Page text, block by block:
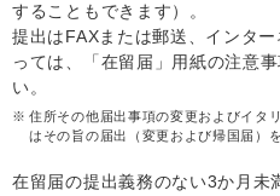
することもできます）。
提出はFAXまたは郵送、インタ
っては、「在留届」用紙の注意
い。
※ 住所その他届出事項の変更およびイタ
はその旨の届出（変更および帰国届）
在留届の提出義務のない3か月未